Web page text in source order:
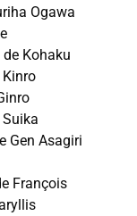
Ogawa
Kohaku
Gen Asagiri
François